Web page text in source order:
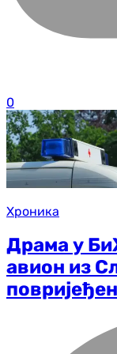
0
Хроника
Драма у
авион из